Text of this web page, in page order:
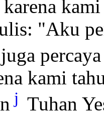
karena
"Aku
kami
j Tuhan